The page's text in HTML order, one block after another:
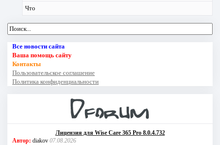
Что
Все новости сайта
Ваша помощь сайту
Контакты
Пользовательское соглашение
Политика конфиденциальности
Лицензия для Wise Care 365 Pro 8.0.4.732
Автор: diakov 07.08.2026